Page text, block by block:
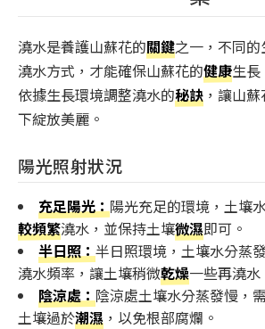
澆水是養護山蘇花的關鍵之一，不同
澆水方式，才能確保山蘇花的健康生
依據生長環境調整澆水的秘訣 ，讓山
下綻放美麗。
陽光照射狀況
充足陽光：陽光充足的環境，土壤
較頻繁澆水，並保持土壤微濕即可。
半日照：半日照環境，土壤水分蒸
澆水頻率，讓土壤稍微乾燥一些再澆水
陰涼處：陰涼處土壤水分蒸發慢，
土壤過於潮濕 ，以免根部腐爛。